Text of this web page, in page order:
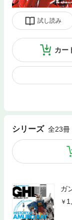
試し読み
カー
シリーズ 全23冊
ガ